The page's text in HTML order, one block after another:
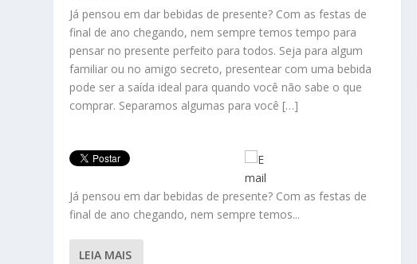
Já pensou em dar bebidas de presente? Com as festas de
final de ano chegando, nem sempre temos tempo para
pensar no presente perfeito para todos. Seja para algum
familiar ou no amigo secreto, presentear com uma bebida
pode ser a saída ideal para quando você não sabe o que
comprar. Separamos algumas para você […]
Já pensou em dar bebidas de presente? Com as festas de
final de ano chegando, nem sempre temos...
LEIA MAIS